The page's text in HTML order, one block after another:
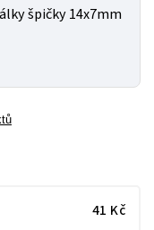
špičky 14x7mm
41 Kč